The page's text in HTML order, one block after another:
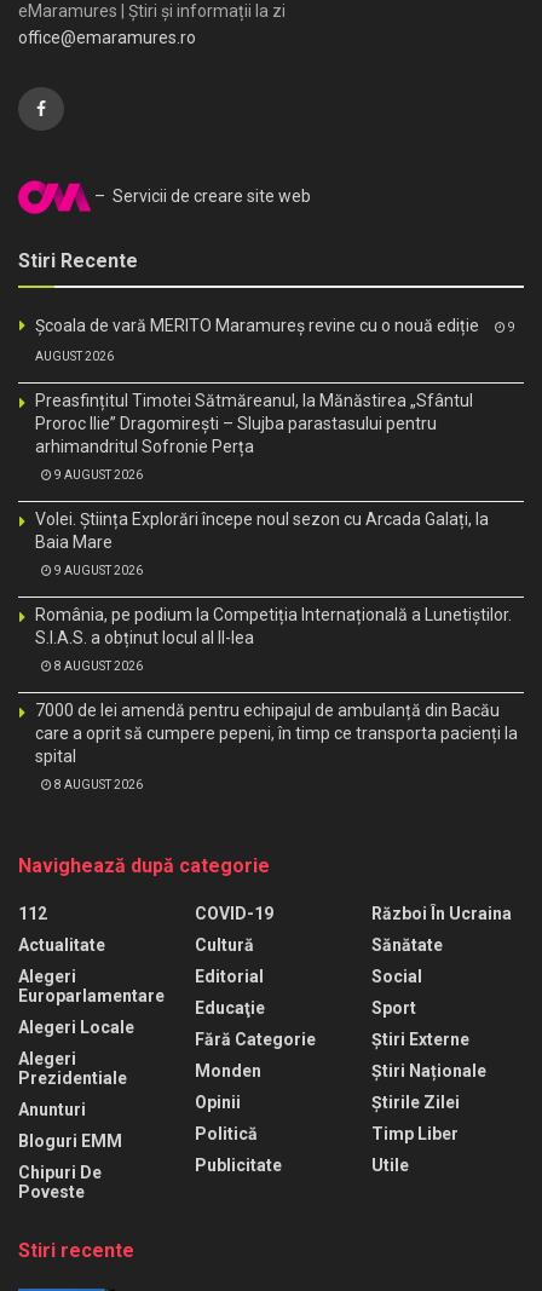
eMaramures | Știri și informații la zi
office@emaramures.ro
– Servicii de creare site web
Stiri Recente
Școala de vară MERITO Maramureș revine cu o nouă ediție 9
AUGUST 2026
Preasfințitul Timotei Sătmăreanul, la Mănăstirea „Sfântul
Proroc Ilie” Dragomirești – Slujba parastasului pentru
arhimandritul Sofronie Perța
9 AUGUST 2026
Volei. Știința Explorări începe noul sezon cu Arcada Galați, la
Baia Mare
9 AUGUST 2026
România, pe podium la Competiția Internațională a Lunetiștilor.
S.I.A.S. a obținut locul al II-lea
8 AUGUST 2026
7000 de lei amendă pentru echipajul de ambulanță din Bacău
care a oprit să cumpere pepeni, în timp ce transporta pacienți la
spital
8 AUGUST 2026
Navighează după categorie
112
Actualitate
Alegeri
Europarlamentare
Alegeri Locale
Alegeri
Prezidentiale
Anunturi
Bloguri EMM
Chipuri De
Poveste
COVID-19
Cultură
Editorial
Educaţie
Fără Categorie
Monden
Opinii
Politică
Publicitate
Război În Ucraina
Sănătate
Social
Sport
Știri Externe
Știri Naționale
Știrile Zilei
Timp Liber
Utile
Stiri recente